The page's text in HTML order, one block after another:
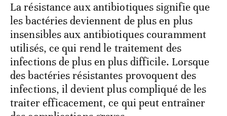
La résistance aux antibiotiques signifie que
les bactéries deviennent de plus en plus
insensibles aux antibiotiques couramment
utilisés, ce qui rend le traitement des
infections de plus en plus difficile. Lorsque
des bactéries résistantes provoquent des
infections, il devient plus compliqué de les
traiter efficacement, ce qui peut entraîner